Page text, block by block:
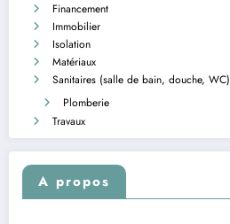
Financement
Immobilier
Isolation
Matériaux
Sanitaires (salle de bain, douche, WC)
Plomberie
Travaux
A propos